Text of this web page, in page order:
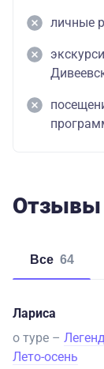
личные
Отзывы
Все 64
Лариса
о туре –
Лето-осень